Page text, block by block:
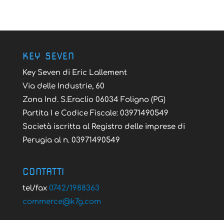
KEY SEVEN
Key Seven di Eric Lallement
Via delle Industrie, 60
Zona Ind. S.Eraclio 06034 Foligno (PG)
Partita I e Codice Fiscale: 03971490549
Società iscritta al Registro delle imprese di
Perugia al n. 03971490549
CONTATTI
tel/fax 0742/1988363
moc.g7k
@ecremmoc